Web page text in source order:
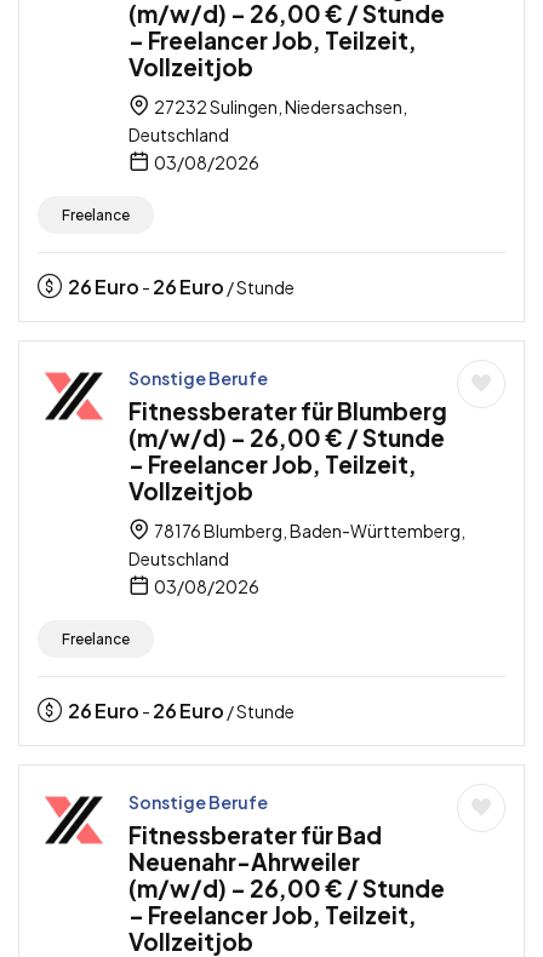
(m/w/d) – 26,00 € / Stunde
– Freelancer Job, Teilzeit,
Vollzeitjob
27232 Sulingen, Niedersachsen,
Deutschland
03/08/2026
Freelance
26Euro - 26Euro / Stunde
Sonstige Berufe
Fitnessberater für Blumberg
(m/w/d) – 26,00 € / Stunde
– Freelancer Job, Teilzeit,
Vollzeitjob
78176 Blumberg, Baden-Württemberg,
Deutschland
03/08/2026
Freelance
26Euro - 26Euro / Stunde
Sonstige Berufe
Fitnessberater für Bad
Neuenahr-Ahrweiler
(m/w/d) – 26,00 € / Stunde
– Freelancer Job, Teilzeit,
Vollzeitjob